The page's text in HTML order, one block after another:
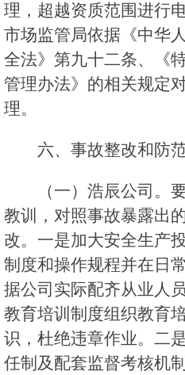
理，超越资质范围进行
市场监管局依据《中华
全法》第九十二条、《
管理办法》的相关规定
理。
六、事故整改和防
（一）浩辰公司。
教训，对照事故暴露出
改。一是加大安全生产
制度和操作规程并在日
据公司实际配齐从业人
教育培训制度组织教育
识，杜绝违章作业。二
任制及配套监督考核机